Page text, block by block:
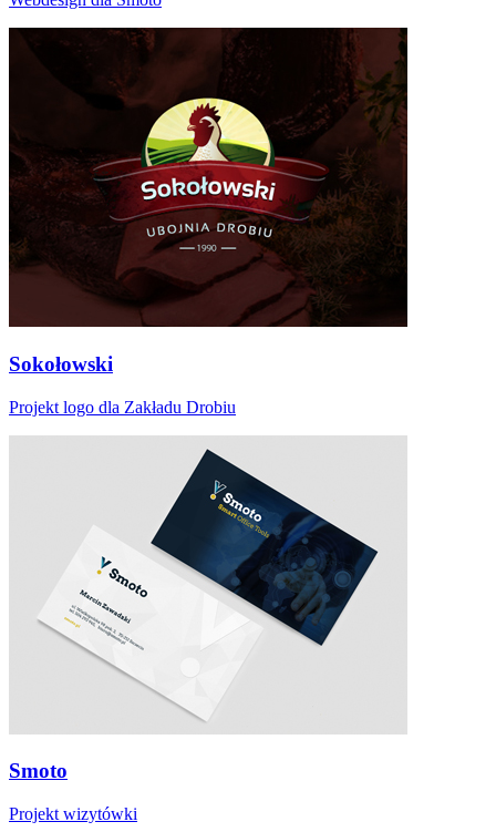
Sokołowski
Projekt logo dla Zakładu Drobiu
Smoto
Projekt wizytówki